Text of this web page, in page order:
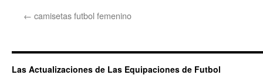
← camisetas futbol femenino
Las Actualizaciones de Las Equipaciones de Futbol